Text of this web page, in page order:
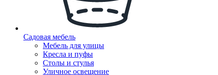
Садовая мебель
Мебель для улицы
Кресла и пуфы
Столы и стулья
Уличное освещение